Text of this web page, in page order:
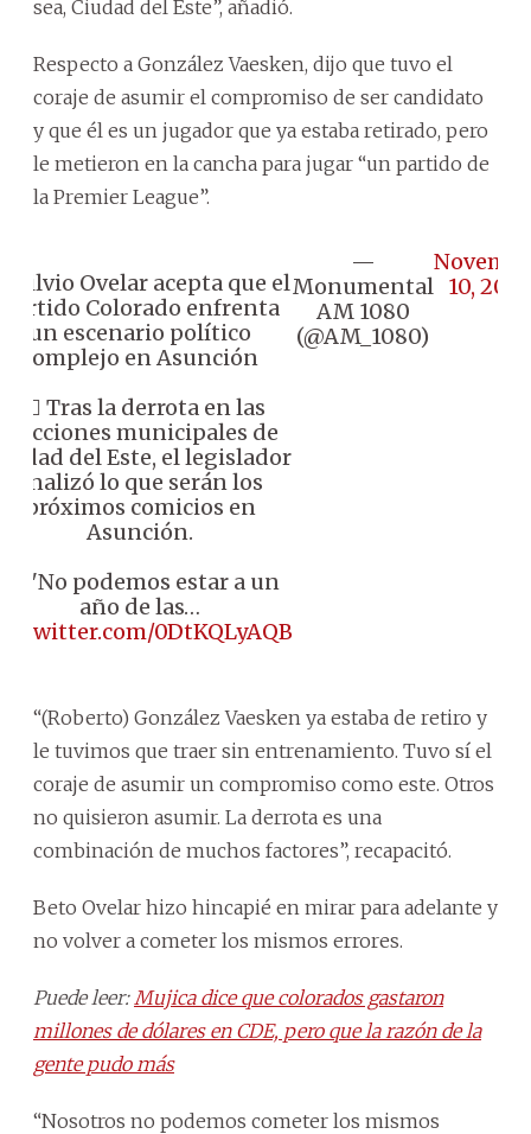
sea, Ciudad del Este”, añadió.
Respecto a González Vaesken, dijo que tuvo el
coraje de asumir el compromiso de ser candidato
y que él es un jugador que ya estaba retirado, pero
le metieron en la cancha para jugar “un partido de
la Premier League”.
Silvio Ovelar acepta que el
Partido Colorado enfrenta
un escenario político
complejo en Asunción
👉🏼 Tras la derrota en las
elecciones municipales de
del Este, el legislador
analizó lo que serán los
próximos comicios en
Asunción.
🗣️ "No podemos estar a un
año de las…
0DtKQLyAQB
—
Monumental
AM 1080
(@AM_1080)
10, 2025
“(Roberto) González Vaesken ya estaba de retiro y
le tuvimos que traer sin entrenamiento. Tuvo sí el
coraje de asumir un compromiso como este. Otros
no quisieron asumir. La derrota es una
combinación de muchos factores”, recapacitó.
Beto Ovelar hizo hincapié en mirar para adelante y
no volver a cometer los mismos errores.
Puede leer: Mujica dice que colorados gastaron
millones de dólares en CDE, pero que la razón de la
gente pudo más
“Nosotros no podemos cometer los mismos